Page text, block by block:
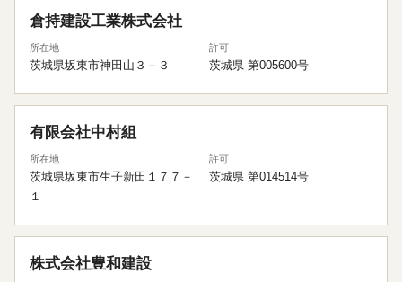
倉持建設工業株式会社
所在地
茨城県坂東市神田山３－３
許可
茨城県 第005600号
有限会社中村組
所在地
茨城県坂東市生子新田１７７－
１
許可
茨城県 第014514号
株式会社豊和建設